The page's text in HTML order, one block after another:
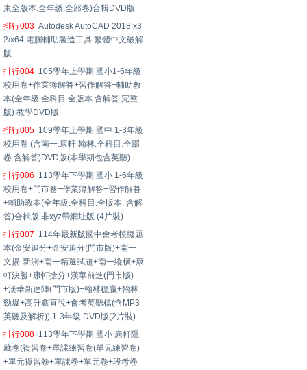
東全版本.全年级.全部卷)合輯DVD版
排行003 Autodesk AutoCAD 2018 x3
2/x64 電腦輔助製造工具 繁體中文破解
版
排行004 105學年上學期 國小1-6年級
校用卷+作業簿解答+習作解答+輔助教
本(全年級.全科目.全版本.含解答.完整
版) 教學DVD版
排行005 109學年上學期 國中 1-3年級
校用卷 (含南一.康軒.翰林.全科目.全部
卷.含解答)DVD版(本學期包含英聽)
排行006 113學年下學期 國小 1-6年級
校用卷+門市卷+作業簿解答+習作解答
+輔助教本(全年級.全科目.全版本. 含解
答)合輯版 非xyz帶網址版 (4片裝)
排行007 114年最新版國中會考模擬題
本(金安追分+金安追分(門市版)+南一
文揚-新測+南一精選試題+南一縱橫+康
軒決勝+康軒搶分+漢華前進(門市版)
+漢華新達陣(門市版)+翰林穩贏+翰林
勁爆+高升鑫直說+會考英聽檔(含MP3
英聽及解析)) 1-3年級 DVD版(2片裝)
排行008 113學年下學期 國小 康軒隱
藏卷(複習卷+單課練習卷(單元練習卷)
+單元複習卷+單課卷+單元卷+段考卷